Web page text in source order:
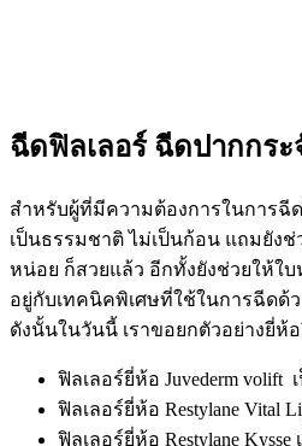
ฉีดฟิลเลอร์ ฉีดปากกระ
สำหรับผู้ที่มีความต้องการในการฉี
เป็นธรรมชาติ ไม่เป็นก้อน แถมยัง
หน่อย ก็สวยแล้ว อีกทั้งยังช่วยให้ใ
อยู่กับเทคนิคพิเศษที่ใช้ในการฉีดด้
ดังนั้นในวันนี้ เราขอยกตัวอย่างยี่ห้
ฟิลเลอร์ยี่ห้อ Juvederm
ฟิลเลอร์ยี่ห้อ Restylane
ฟิลเลอร์ยี่ห้อ Restylane